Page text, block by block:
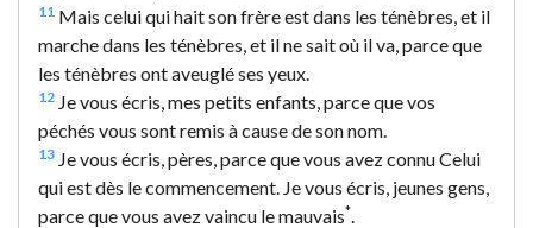
11 Mais celui qui hait son frère est dans les ténèbres, et il
marche dans les ténèbres, et il ne sait où il va, parce que
les ténèbres ont aveuglé ses yeux.
12 Je vous écris, mes petits enfants, parce que vos
péchés vous sont remis à cause de son nom.
13 Je vous écris, pères, parce que vous avez connu Celui
qui est dès le commencement. Je vous écris, jeunes gens,
parce que vous avez vaincu le mauvais*